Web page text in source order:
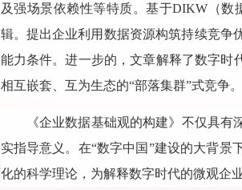
及强场景依赖性等特质。基于DIKW（
辑。提出企业利用数据资源构筑持续竞争
能力条件。进一步的，文章解释了数字时
相互嵌套、互为生态的“部落集群”式竞争。
《企业数据基础观的构建》不仅具
实指导意义。在“数字中国”建设的大背
化的科学理论，为解释数字时代的微观企